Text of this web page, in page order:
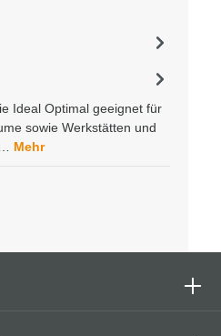
Ideal Optimal geeignet für
sowie Werkstätten und
Mehr